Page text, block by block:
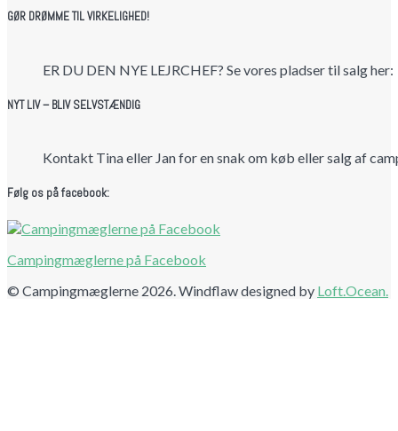
GØR DRØMME TIL VIRKELIGHED!
ER DU DEN NYE LEJRCHEF? Se vores pladser til salg her:
NYT LIV – BLIV SELVSTÆNDIG
Kontakt Tina eller Jan for en snak om køb eller salg af
Følg os på facebook:
Campingmæglerne på Facebook
© Campingmæglerne 2026. Windflaw designed by Loft.Ocean.